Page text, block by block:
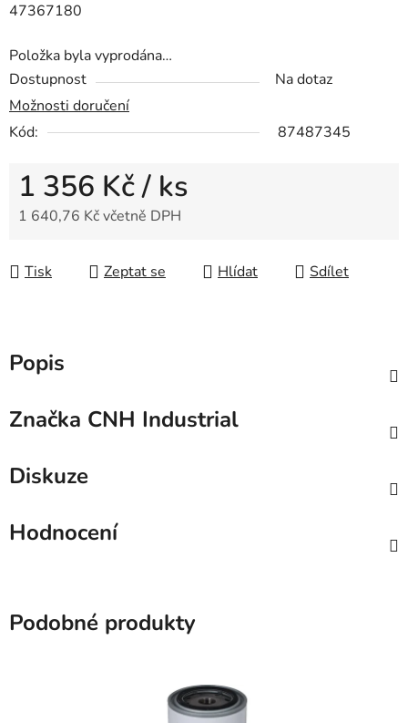
47367180
Položka byla vyprodána…
Dostupnost
Na dotaz
Možnosti doručení
Kód:
87487345
1 356 Kč/ ks
1 640,76 Kč včetně DPH
Tisk
Zeptat se Hlídat Sdílet
Popis
Značka CNH Industrial
Diskuze
Hodnocení
Podobné produkty